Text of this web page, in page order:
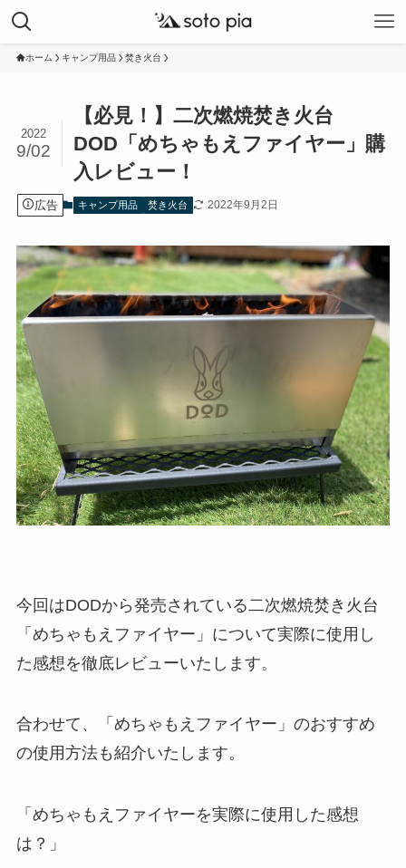
ホーム キャンプ用品 焚き火台
【必見！】二次燃焼焚き火台
DOD「めちゃもえファイヤー」購
入レビュー！
2022
9/02
広告 キャンプ用品 焚き火台 2022年9月2日
今回はDODから発売されている二次燃焼焚き火台
「 めちゃもえファイヤー 」について実際に使用し
た感想を徹底レビューいたします。
合わせて、「めちゃもえファイヤー」のおすすめ
の使用方法も紹介いたします。
「 めちゃもえファイヤーを実際に使用した感想
は？ 」